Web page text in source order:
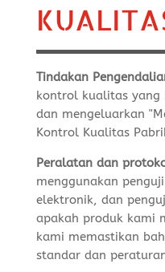
Tindakan
kontrol kualitas
dan mengeluarkan
Kontrol Kualitas
Peralatan dan
menggunakan
elektronik, dan
apakah produk kami
kami memastikan
standar dan